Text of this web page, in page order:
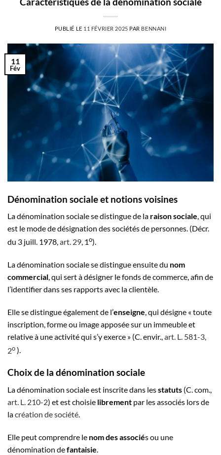
PUBLIÉ LE 11 FÉVRIER 2025 PAR BENNANI
11
Fév
Dénomination sociale et notions voisines
La dénomination sociale se distingue de la raison sociale, qui
est le mode de désignation des sociétés de personnes. (Décr.
du 3 juill. 1978,art. 29, 1o).
La dénomination sociale se distingue ensuite du nom
commercial, qui sert à désigner le fonds de commerce, afin de
l’identifier dans ses rapports avec la clientèle.
Elle se distingue également de l’enseigne, qui désigne « toute
inscription, forme ou image apposée sur un immeuble et
relative à une activité qui s’y exerce » (C. envir.,art. L. 581-3,
2o).
Choix de la dénomination sociale
La dénomination sociale est inscrite dans lesstatuts (C. com.,
art. L. 210-2) et est choisie librement par les associés lors de
lacréation de société.
Elle peut comprendre le nom des associés ou une
dénomination defantaisie